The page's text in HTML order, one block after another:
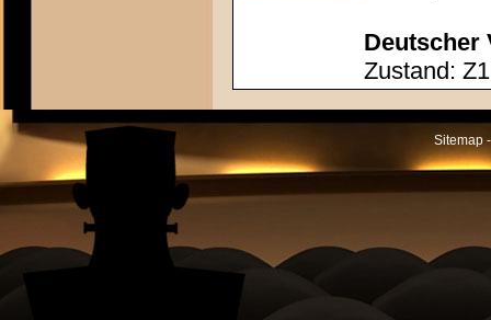
Deutscher
Zustand:
Sitemap